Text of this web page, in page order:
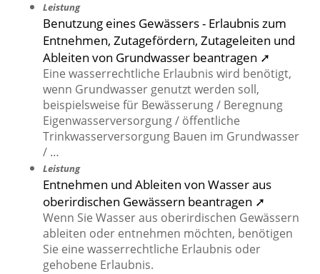
Leistung
Benutzung eines Gewässers - Erlaubnis zum
Entnehmen, Zutagefördern, Zutageleiten und
Ableiten von Grundwasser beantragen ➚
Eine wasserrechtliche Erlaubnis wird benötigt,
wenn Grundwasser genutzt werden soll,
beispielsweise für Bewässerung / Beregnung
Eigenwasserversorgung / öffentliche
Trinkwasserversorgung Bauen im Grundwasser
/ …
Leistung
Entnehmen und Ableiten von Wasser aus
oberirdischen Gewässern beantragen ➚
Wenn Sie Wasser aus oberirdischen Gewässern
ableiten oder entnehmen möchten, benötigen
Sie eine wasserrechtliche Erlaubnis oder
gehobene Erlaubnis.